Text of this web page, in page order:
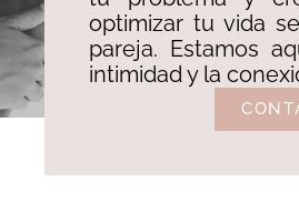
optimizar tu vida
pareja. Estamos
intimidad y la